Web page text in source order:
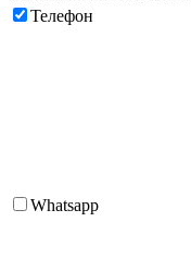
Телефон
Whatsapp